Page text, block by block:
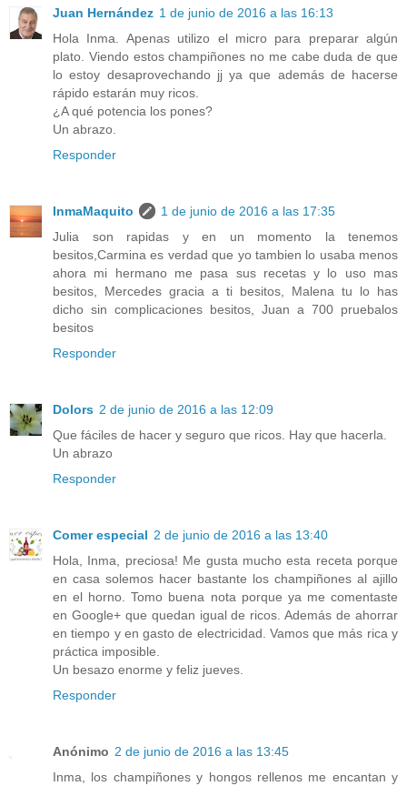
Juan Hernández 1 de junio de 2016 a las 16:13
Hola Inma. Apenas utilizo el micro para preparar algún
plato. Viendo estos champiñones no me cabe duda de que
lo estoy desaprovechando jj ya que además de hacerse
rápido estarán muy ricos.
¿A qué potencia los pones?
Un abrazo.
Responder
InmaMaquito
1 de junio de 2016 a las 17:35
Julia son rapidas y en un momento la tenemos
besitos,Carmina es verdad que yo tambien lo usaba menos
ahora mi hermano me pasa sus recetas y lo uso mas
besitos, Mercedes gracia a ti besitos, Malena tu lo has
dicho sin complicaciones besitos, Juan a 700 pruebalos
besitos
Responder
Dolors 2 de junio de 2016 a las 12:09
Que fáciles de hacer y seguro que ricos. Hay que hacerla.
Un abrazo
Responder
Comer especial 2 de junio de 2016 a las 13:40
Hola, Inma, preciosa! Me gusta mucho esta receta porque
en casa solemos hacer bastante los champiñones al ajillo
en el horno. Tomo buena nota porque ya me comentaste
en Google+ que quedan igual de ricos. Además de ahorrar
en tiempo y en gasto de electricidad. Vamos que más rica y
práctica imposible.
Un besazo enorme y feliz jueves.
Responder
Anónimo 2 de junio de 2016 a las 13:45
Inma, los champiñones y hongos rellenos me encantan y